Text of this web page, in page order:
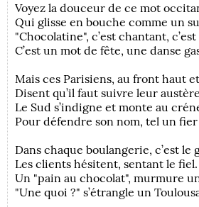
Voyez la douceur de ce mot
Qui glisse en bouche comme un
"Chocolatine", c’est chantant,
C’est un mot de fête, une danse
Mais ces Parisiens, au front haut
Disent qu’il faut suivre leur
Le Sud s’indigne et monte au
Pour défendre son nom, tel un
Dans chaque boulangerie, c’est le
Les clients hésitent, sentant le fiel.
Un "pain au chocolat", murmure
"Une quoi ?" s’étrangle un